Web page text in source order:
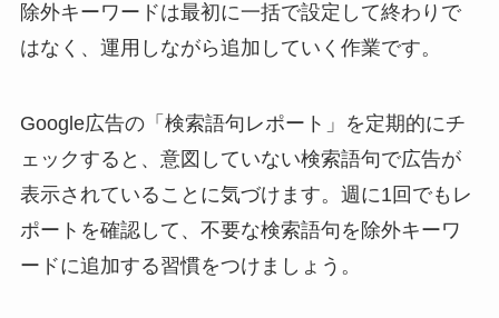
除外キーワードは最初に一括で設定して終わりで
はなく、運用しながら追加していく作業です。
Google広告の「検索語句レポート」を定期的にチ
ェックすると、意図していない検索語句で広告が
表示されていることに気づけます。週に1回でもレ
ポートを確認して、不要な検索語句を除外キーワ
ードに追加する習慣をつけましょう。